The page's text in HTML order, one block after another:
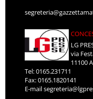
LG
via
11100
Tel: 0165.231711
Fax: 0165.1820141
E-mail